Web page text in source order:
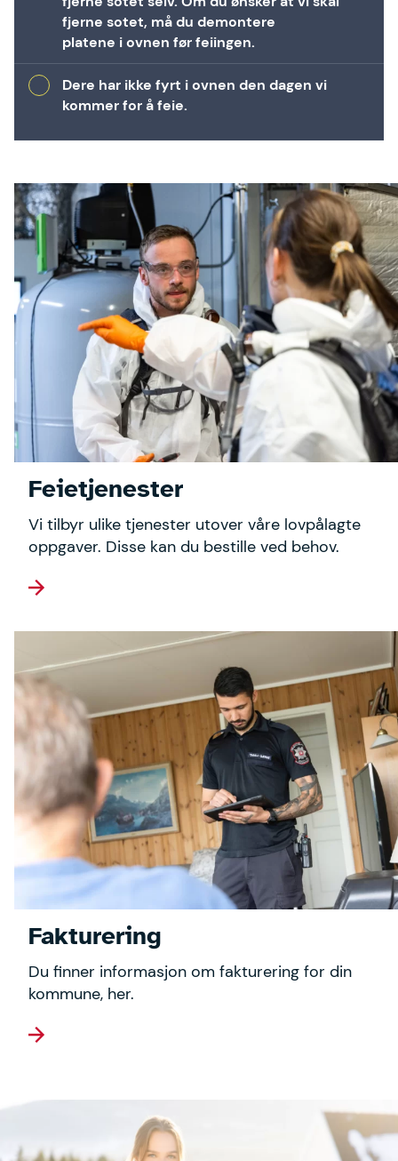
fjerne sotet, må du demontere
platene i ovnen før feiingen.
Dere har ikke fyrt i ovnen den dagen vi
kommer for å feie.
Feietjenester
Vi tilbyr ulike tjenester utover våre lovpålagte
oppgaver. Disse kan du bestille ved behov.
Fakturering
Du finner informasjon om fakturering for din
kommune, her.